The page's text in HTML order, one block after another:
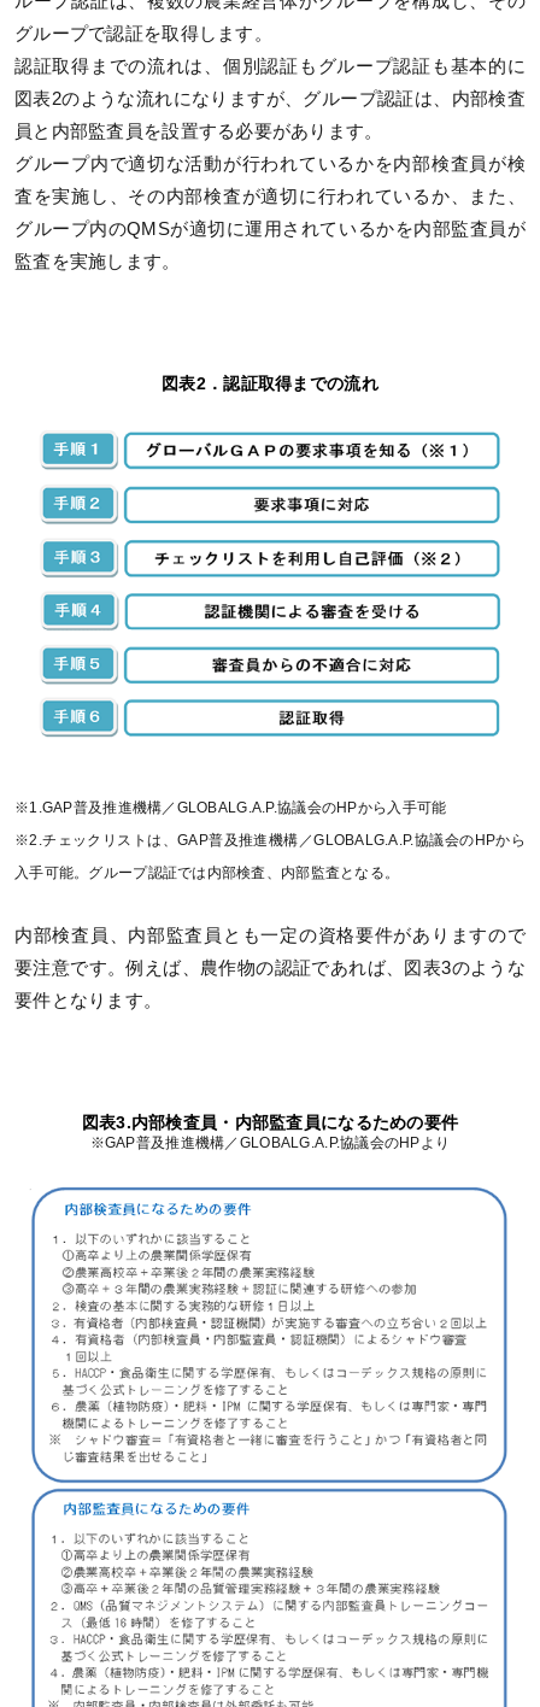
グループで認証を取得します。
認証取得までの流れは、個別認証もグループ認証も基本的に
図表2のような流れになりますが、グループ認証は、内部検査
員と内部監査員を設置する必要があります。
グループ内で適切な活動が行われているかを内部検査員が検
査を実施し、その内部検査が適切に行われているか、また、
グループ内のQMSが適切に運用されているかを内部監査員が
監査を実施します。
図表2．認証取得までの流れ
※1.GAP普及推進機構／GLOBALG.A.P.協議会のHPから入手可能
※2.チェックリストは、GAP普及推進機構／GLOBALG.A.P.協議会のHPから
入手可能。グループ認証では内部検査、内部監査となる。
内部検査員、内部監査員とも一定の資格要件がありますので
要注意です。例えば、農作物の認証であれば、図表3のような
要件となります。
図表3.内部検査員・内部監査員になるための要件
※GAP普及推進機構／GLOBALG.A.P.協議会のHPより